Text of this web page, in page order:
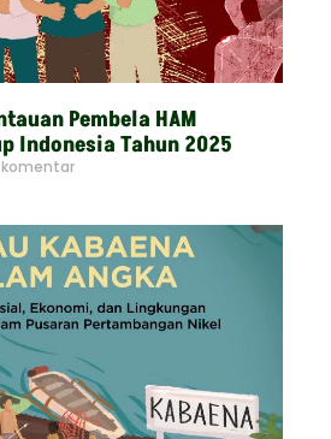
Pembela HAM
Indonesia Tahun 2025
komentar